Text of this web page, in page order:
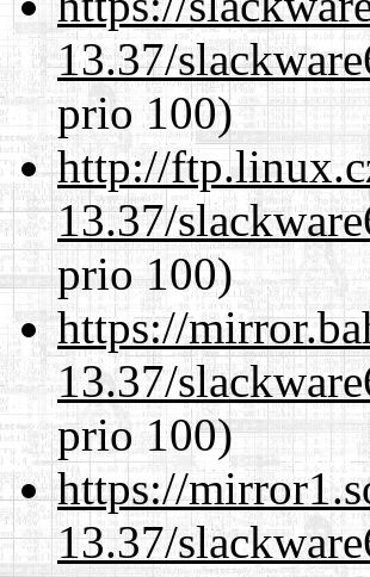
13.37/
prio 100)
http://
13.37/
prio 100)
https://
13.37/
prio 100)
https://
13.37/